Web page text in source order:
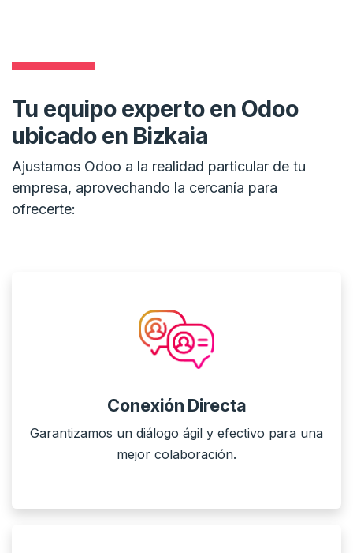
Tu equipo experto en Odoo
ubicado en Bizkaia
Ajustamos Odoo a la realidad particular de tu
empresa, aprovechando la cercanía para
ofrecerte:
Conexión Directa
Garantizamos un diálogo ágil y efectivo para una
mejor colaboración.